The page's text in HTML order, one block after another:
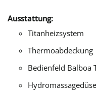
Ausstattung:
Titanheizsystem
Thermoabdeckung
Bedienfeld Balboa